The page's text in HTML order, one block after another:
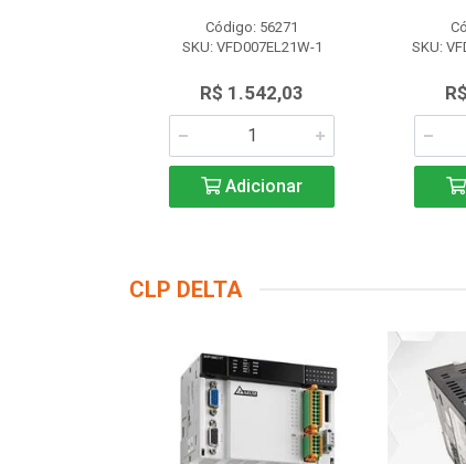
Código: 56271
SKU: VFD007EL21W-1
R$ 1.542,03
Adicionar
SKU:
CLP DELTA